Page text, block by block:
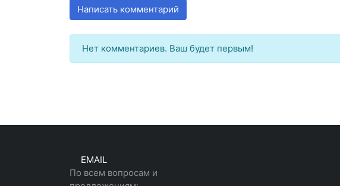
Написать комментарий
Нет комментариев. Ваш будет первым!
EMAIL
По всем вопросам и